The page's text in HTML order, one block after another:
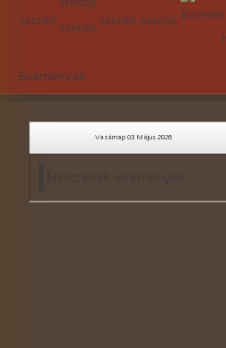
Események
Vasárnap 03 Május 2026